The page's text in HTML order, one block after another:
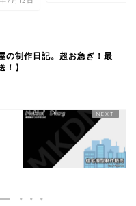
の制作日記。超お急ぎ！最
！】